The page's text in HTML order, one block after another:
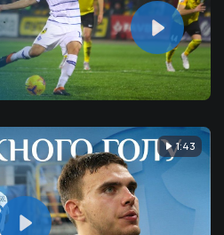
1:43